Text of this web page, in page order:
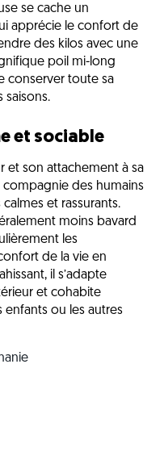
se cache un
apprécie le confort de
des kilos avec une
poil mi-long
conserver toute sa
saisons.
et sociable
et son attachement à sa
compagnie des humains
et rassurants.
moins bavard
les
de la vie en
il s’adapte
et cohabite
enfants ou les autres